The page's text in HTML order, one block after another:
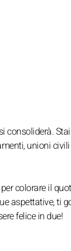
consoliderà.
unioni
colorare il
aspettative, ti
felice in due!